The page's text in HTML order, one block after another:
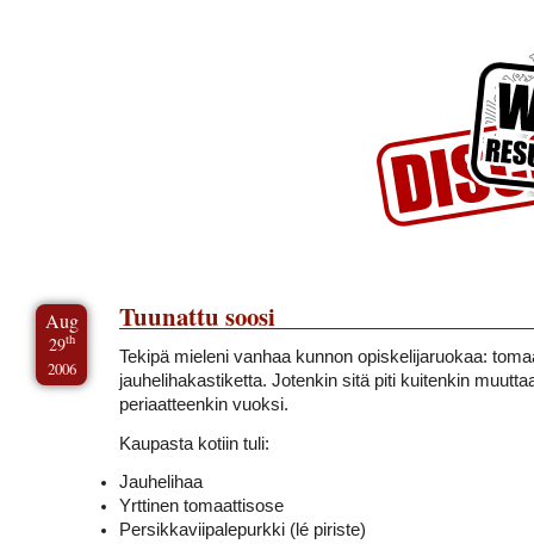
Aug
29th
2006
Tuunattu soosi
Tekipä mieleni vanhaa kunnon opiskelijaruokaa:
jauhelihakastiketta. Jotenkin sitä piti kuitenkin
periaatteenkin vuoksi.
Kaupasta kotiin tuli:
Jauhelihaa
Yrttinen tomaattisose
Persikkaviipalepurkki (lé piriste)